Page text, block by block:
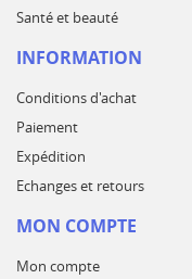
Santé et beauté
INFORMATION
Conditions d'achat
Paiement
Expédition
Echanges et retours
MON COMPTE
Mon compte